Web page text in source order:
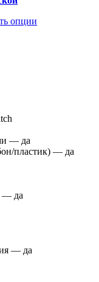
опции
— да
пластик) — да
— да
— да